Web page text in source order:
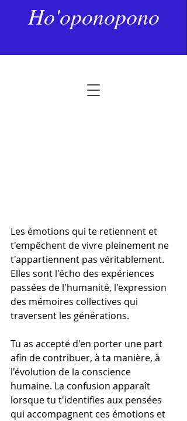
Ho'oponopono
Bénédiction et malédiction
Noté NaN étoiles sur 5.
Les émotions qui te retiennent et
t'empêchent de vivre pleinement ne
t'appartiennent pas véritablement.
Elles sont l'écho des expériences
passées de l'humanité, l'expression
des mémoires collectives qui
traversent les générations.
Tu as accepté d'en porter une part
afin de contribuer, à ta manière, à
l'évolution de la conscience
humaine. La confusion apparaît
lorsque tu t'identifies aux pensées
qui accompagnent ces émotions et